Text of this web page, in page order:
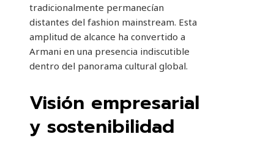
tradicionalmente permanecían
distantes del fashion mainstream. Esta
amplitud de alcance ha convertido a
Armani en una presencia indiscutible
dentro del panorama cultural global.
Visión empresarial
y sostenibilidad